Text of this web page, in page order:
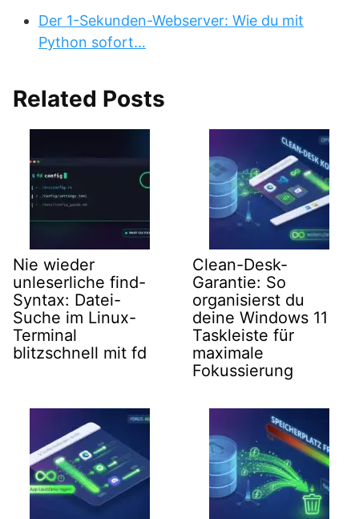
Der 1-Sekunden-Webserver: Wie du mit
Python sofort…
Related Posts
Nie wieder
unleserliche find-
Syntax: Datei-
Suche im Linux-
Terminal
blitzschnell mit fd
Clean-Desk-
Garantie: So
organisierst du
deine Windows 11
Taskleiste für
maximale
Fokussierung